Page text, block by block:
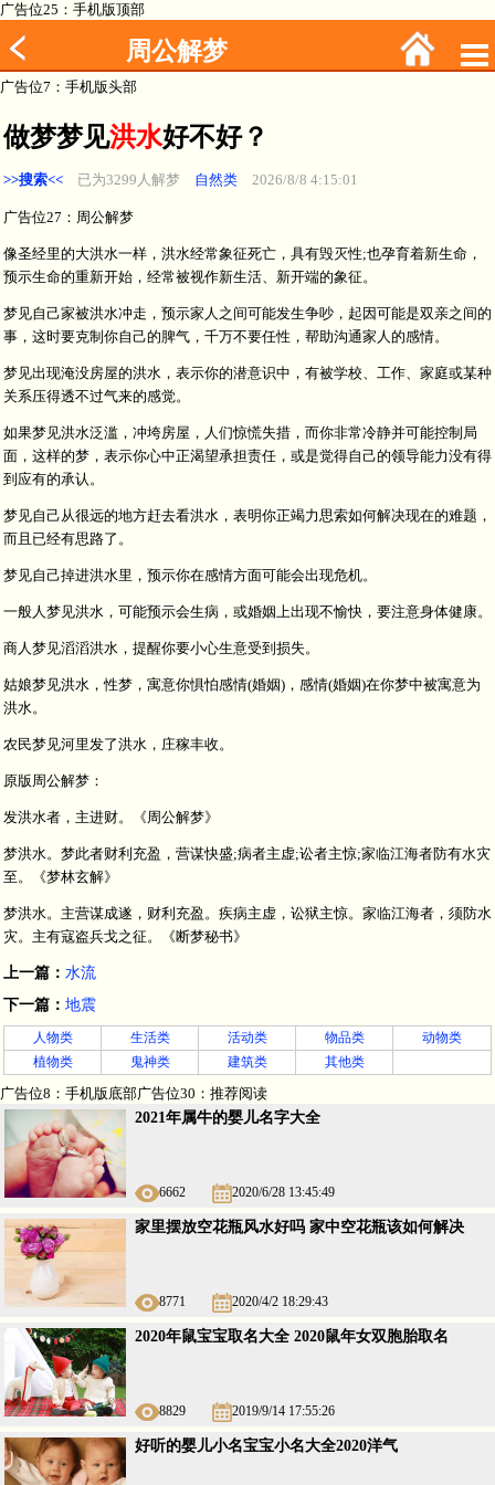
广告位25：手机版顶部
周公解梦
广告位7：手机版头部
做梦梦见洪水好不好？
>>搜索<< 已为3299人解梦 自然类 2026/8/8 4:15:01
广告位27：周公解梦
像圣经里的大洪水一样，洪水经常象征死亡，具有毁灭性;也孕育着新生命，
预示生命的重新开始，经常被视作新生活、新开端的象征。
梦见自己家被洪水冲走，预示家人之间可能发生争吵，起因可能是双亲之间的
事，这时要克制你自己的脾气，千万不要任性，帮助沟通家人的感情。
梦见出现淹没房屋的洪水，表示你的潜意识中，有被学校、工作、家庭或某种
关系压得透不过气来的感觉。
如果梦见洪水泛滥，冲垮房屋，人们惊慌失措，而你非常冷静并可能控制局
面，这样的梦，表示你心中正渴望承担责任，或是觉得自己的领导能力没有得
到应有的承认。
梦见自己从很远的地方赶去看洪水，表明你正竭力思索如何解决现在的难题，
而且已经有思路了。
梦见自己掉进洪水里，预示你在感情方面可能会出现危机。
一般人梦见洪水，可能预示会生病，或婚姻上出现不愉快，要注意身体健康。
商人梦见滔滔洪水，提醒你要小心生意受到损失。
姑娘梦见洪水，性梦，寓意你惧怕感情(婚姻)，感情(婚姻)在你梦中被寓意为
洪水。
农民梦见河里发了洪水，庄稼丰收。
原版周公解梦：
发洪水者，主进财。《周公解梦》
梦洪水。梦此者财利充盈，营谋快盛;病者主虚;讼者主惊;家临江海者防有水灾
至。《梦林玄解》
梦洪水。主营谋成遂，财利充盈。疾病主虚，讼狱主惊。家临江海者，须防水
灾。主有寇盗兵戈之征。《断梦秘书》
上一篇： 水流
下一篇： 地震
人物类 生活类 活动类 物品类
动物类
植物类
鬼神类 建筑类 其他类
广告位8：手机版底部广告位30：推荐阅读
2021年属牛的婴儿名字大全
6662 2020/6/28 13:45:49
家里摆放空花瓶风水好吗 家中空花瓶该如何解决
8771 2020/4/2 18:29:43
2020年鼠宝宝取名大全 2020鼠年女双胞胎取名
8829 2019/9/14 17:55:26
好听的婴儿小名宝宝小名大全2020洋气